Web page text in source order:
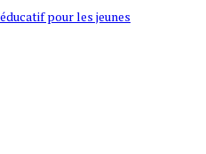
pour les jeunes